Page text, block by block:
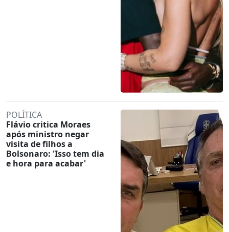
POLÍTICA
Flávio critica Moraes
após ministro negar
visita de filhos a
Bolsonaro: 'Isso tem dia
e hora para acabar'